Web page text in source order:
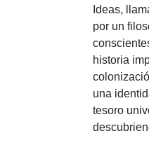
Ideas,
por un
historia
una
tesoro